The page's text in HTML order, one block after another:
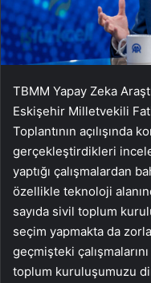
TBMM Yapay Zeka
Eskişehir Milletvekili
Toplantının açılışında
gerçekleştirdikleri
yaptığı çalışmalardan
özellikle teknoloji
sayıda sivil toplum
seçim yapmakta da
geçmişteki
toplum kuruluşumuzu